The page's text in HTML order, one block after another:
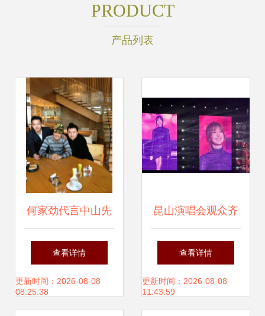
PRODUCT
产品列表
何家劲代言中山先
科电器 演艺与品牌
的双赢案例解析
查看详情
更新时间：2026-08-08
08:25:38
昆山演唱会观众齐
喊退票 张韶涵就医
缺席，经纪公司紧
查看详情
更新时间：2026-08-08
11:43:59